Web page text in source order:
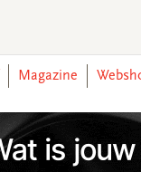
Magazine